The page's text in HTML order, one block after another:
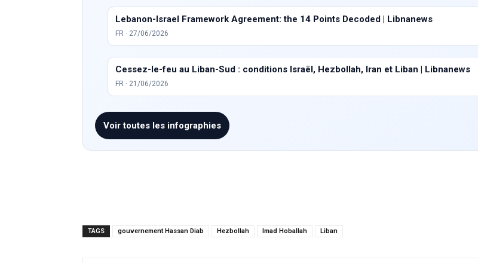
Lebanon-Israel Framework Agreement: the 14 Points Decoded | Libnanews
FR · 27/06/2026
Cessez-le-feu au Liban-Sud : conditions Israël, Hezbollah, Iran et Liban | Libnanews
FR · 21/06/2026
Voir toutes les infographies
TAGS gouvernement Hassan Diab Hezbollah Imad Hoballah Liban